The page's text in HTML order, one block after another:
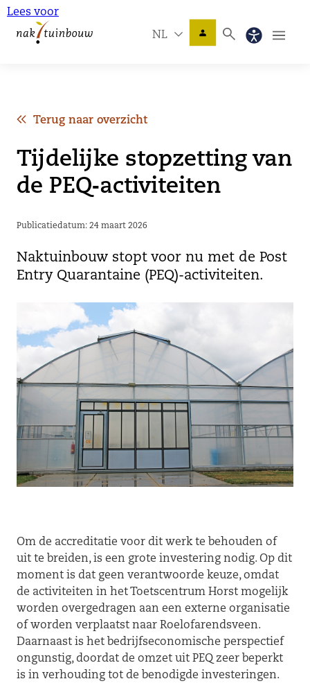
Lees voor
NL
Terug naar overzicht
Tijdelijke stopzetting van
de PEQ‑activiteiten
Publicatiedatum: 24 maart 2026
Naktuinbouw stopt voor nu met de Post
Entry Quarantaine (PEQ)-activiteiten.
Om de accreditatie voor dit werk te behouden of
uit te breiden, is een grote investering nodig. Op dit
moment is dat geen verantwoorde keuze, omdat
de activiteiten in het Toetscentrum Horst mogelijk
worden overgedragen aan een externe organisatie
of worden verplaatst naar Roelofarendsveen.
Daarnaast is het bedrijfseconomische perspectief
ongunstig, doordat de omzet uit PEQ zeer beperkt
is in verhouding tot de benodigde investeringen.